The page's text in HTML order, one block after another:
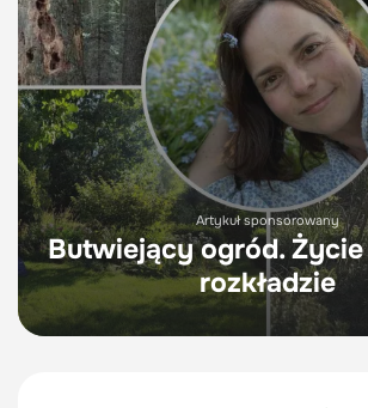
Artykuł sponsorowany
Butwiejący ogród.
rozkładzie